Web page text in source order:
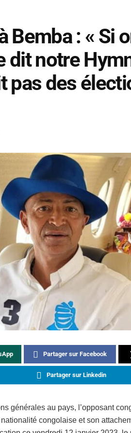
Bemba : « Si
dit notre
pas des
Partager sur Facebook
Partager sur Linkedin
générales au pays, l’opposant
congolaise et son